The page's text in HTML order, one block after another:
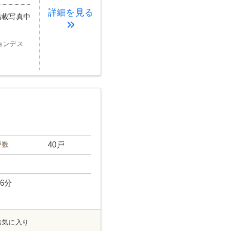
詳細を見る
写真中
ンデス
数 40戸
分
気に入り